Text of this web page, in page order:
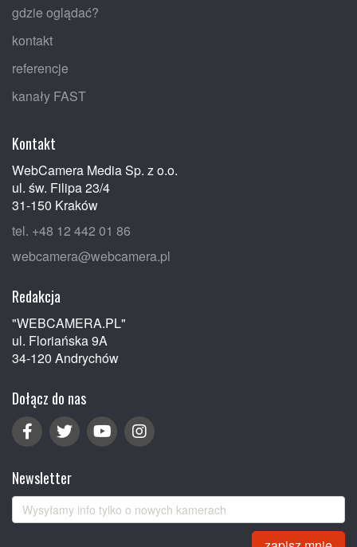
gdzie oglądać?
kontakt
referencje
kanały FAST
Kontakt
WebCamera Media Sp. z o.o.
ul. św. Filipa 23/4
31-150 Kraków
tel. +48 12 442 01 86
webcamera@webcamera.pl
Redakcja
"WEBCAMERA.PL"
ul. Floriańska 9A
34-120 Andrychów
Dołącz do nas
Newsletter